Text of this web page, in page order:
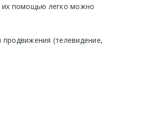
их помощью легко можно
(телевидение,